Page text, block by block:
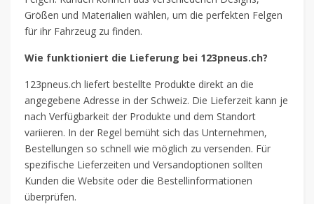
Größen und Materialien wählen, um die perfekten Felgen
für ihr Fahrzeug zu finden.
Wie funktioniert die Lieferung bei 123pneus.ch?
123pneus.ch liefert bestellte Produkte direkt an die
angegebene Adresse in der Schweiz. Die Lieferzeit kann je
nach Verfügbarkeit der Produkte und dem Standort
variieren. In der Regel bemüht sich das Unternehmen,
Bestellungen so schnell wie möglich zu versenden. Für
spezifische Lieferzeiten und Versandoptionen sollten
Kunden die Website oder die Bestellinformationen
überprüfen.